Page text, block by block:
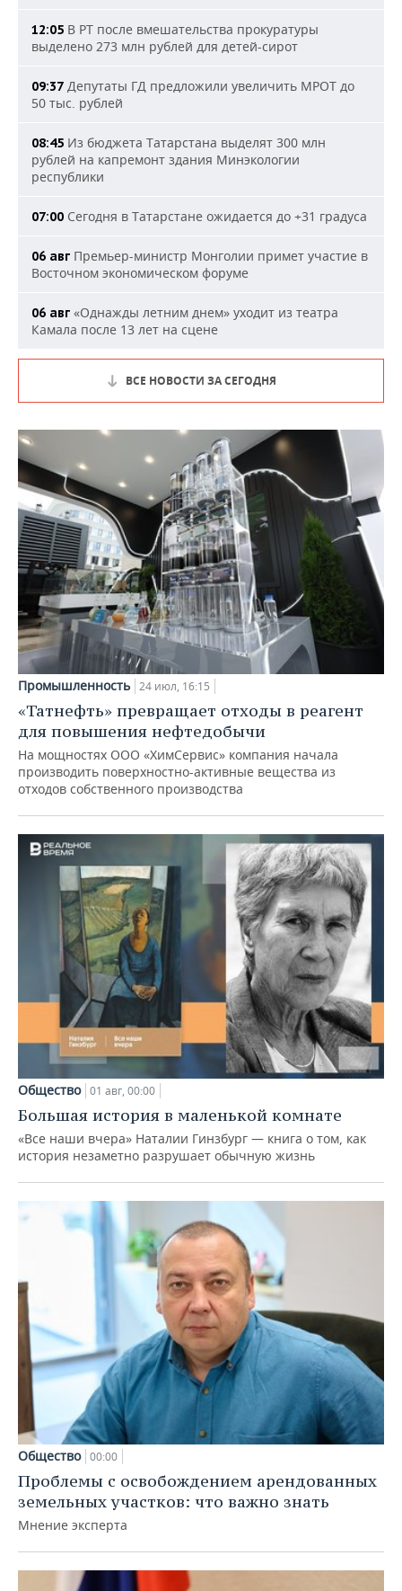
12:05 В РТ после вмешательства прокуратуры
выделено 273 млн рублей для детей-сирот
09:37 Депутаты ГД предложили увеличить МРОТ до
50 тыс. рублей
08:45 Из бюджета Татарстана выделят 300 млн
рублей на капремонт здания Минэкологии
республики
07:00 Сегодня в Татарстане ожидается до +31 градуса
06 авг Премьер-министр Монголии примет участие в
Восточном экономическом форуме
06 авг «Однажды летним днем» уходит из театра
Камала после 13 лет на сцене
ВСЕ НОВОСТИ ЗА СЕГОДНЯ
Промышленность 24 июл, 16:15
«Татнефть» превращает отходы в реагент
для повышения нефтедобычи
На мощностях ООО «ХимСервис» компания начала
производить поверхностно-активные вещества из
отходов собственного производства
Общество 01 авг, 00:00
Большая история в маленькой комнате
«Все наши вчера» Наталии Гинзбург — книга о том, как
история незаметно разрушает обычную жизнь
Общество 00:00
Проблемы с освобождением арендованных
земельных участков: что важно знать
Мнение эксперта